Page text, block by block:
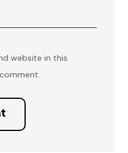
website in this